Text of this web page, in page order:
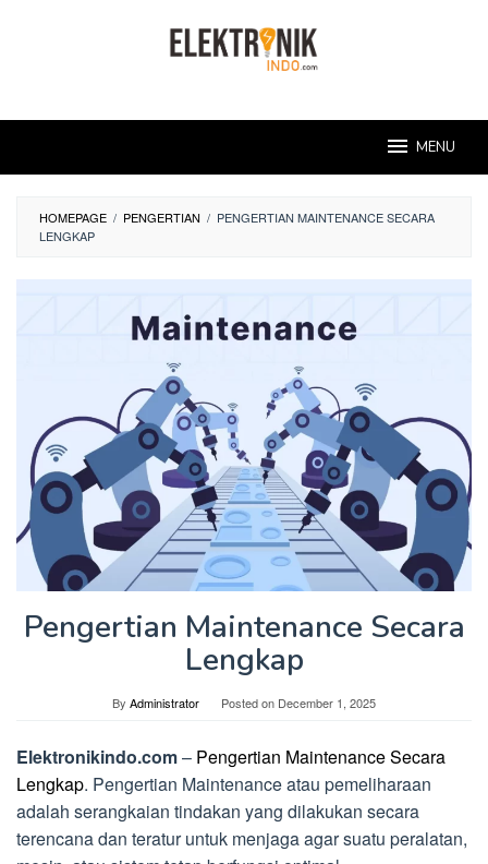
MENU
HOMEPAGE / PENGERTIAN / PENGERTIAN MAINTENANCE SECARA
LENGKAP
Pengertian Maintenance Secara
Lengkap
By Administrator Posted on December 1, 2025
Elektronikindo.com– Pengertian Maintenance Secara
Lengkap. Pengertian Maintenance atau pemeliharaan
adalah serangkaian tindakan yang dilakukan secara
terencana dan teratur untuk menjaga agar suatu peralatan,